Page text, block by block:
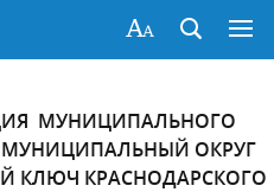
МУНИЦИПАЛЬНОГО
ОКРУГ
КЛЮЧ КРАСНОДАРСКОГО